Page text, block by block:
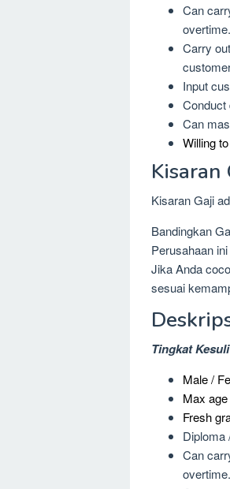
Can
overtime.
Carry
Input
Conduct
Can
Willing
Kisaran
Kisaran Gaji
Bandingkan
Perusahaan
Jika Anda
sesuai
Tingkat
Male /
Max
Fresh
Diploma
Can
overtime.